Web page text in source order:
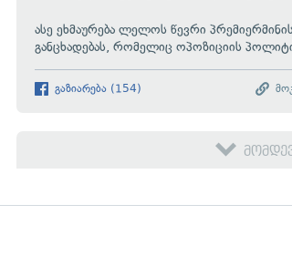
ასე ეხმაურება ლელოს წევრი
განცხადებას, რომელიც ოპოზიციის
გაზიარება (154)